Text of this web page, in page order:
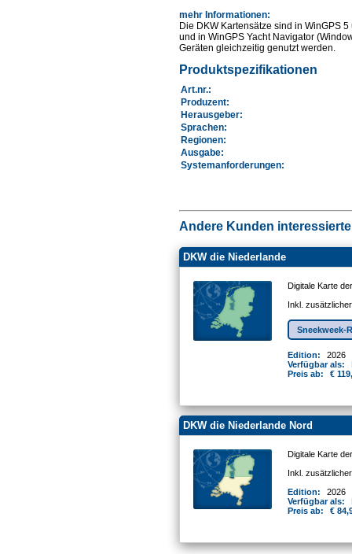
mehr Informationen:
Die DKW Kartensätze sind in WinGPS
und in WinGPS Yacht Navigator
Geräten gleichzeitig genutzt werden.
Produktspezifikationen
Art.nr.:
Produzent:
Herausgeber:
Sprachen:
Regionen:
Ausgabe:
Systemanforderungen:
Andere Kunden
DKW die Niederlande
Digitale Karte
Inkl.
Sneekweek-
Edition:
2026
Verfügbar als:
Preis ab:
€
DKW die Niederlande Nord
Digitale Karte
Inkl.
Edition:
2026
Verfügbar als:
Preis ab:
€